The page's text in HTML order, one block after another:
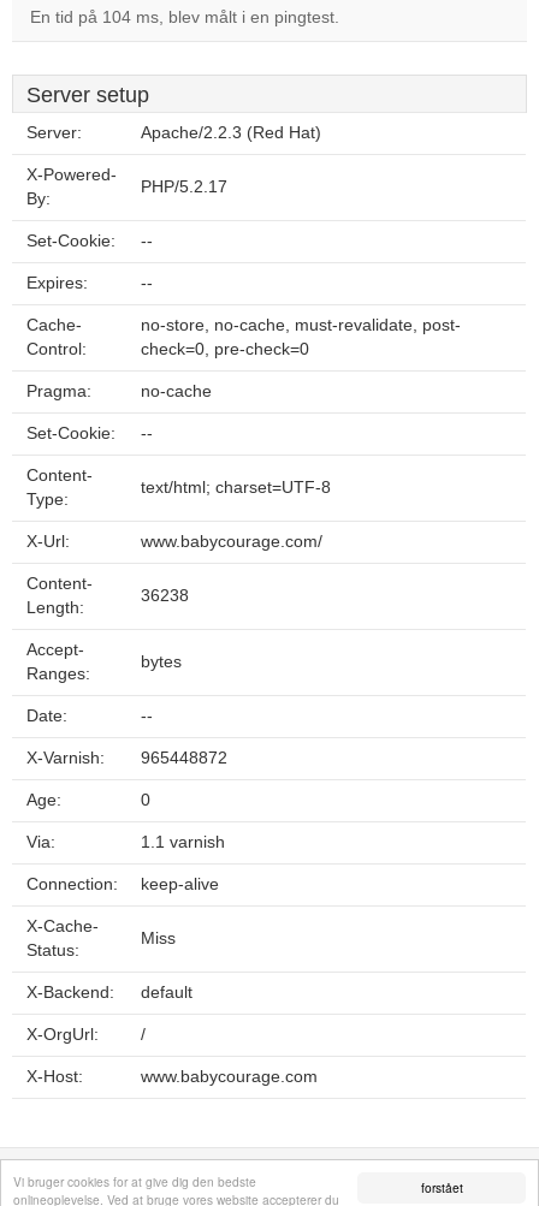
forstået
Vi bruger cookies for at give dig den bedste
onlineoplevelse. Ved at bruge vores website accepterer du
En tid på 104 ms, blev målt i en pingtest.
Server setup
Server: Apache/2.2.3 (Red Hat)
X-Powered-
By:
PHP/5.2.17
Set-Cookie: --
Expires: --
Cache-
Control:
no-store, no-cache, must-revalidate, post-
check=0, pre-check=0
Pragma: no-cache
Set-Cookie: --
Content-
Type:
text/html; charset=UTF-8
X-Url: www.babycourage.com/
Content-
Length:
36238
Accept-
Ranges:
bytes
Date: --
X-Varnish: 965448872
Age: 0
Via: 1.1 varnish
Connection: keep-alive
X-Cache-
Status:
Miss
X-Backend: default
X-OrgUrl: /
X-Host: www.babycourage.com